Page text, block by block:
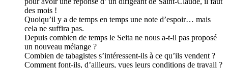
des mois !
Quoiqu’il y a de temps en temps une note d’espoir… mais
cela ne suffira pas.
Depuis combien de temps le Seita ne nous a-t-il pas proposé
un nouveau mélange ?
Combien de tabagistes s’intéressent-ils à ce qu’ils vendent ?
Comment font-ils, d’ailleurs, vues leurs conditions de travail ?